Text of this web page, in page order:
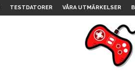
TESTDATORER VÅRA UTMÄRKELSER